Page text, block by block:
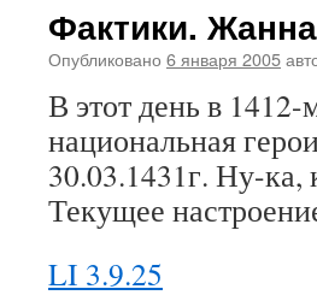
Фактики.
Опубликовано 6 января 2005
В этот день в
национальная
30.03.1431г. Ну-ка,
Текущее
LI 3.9.25